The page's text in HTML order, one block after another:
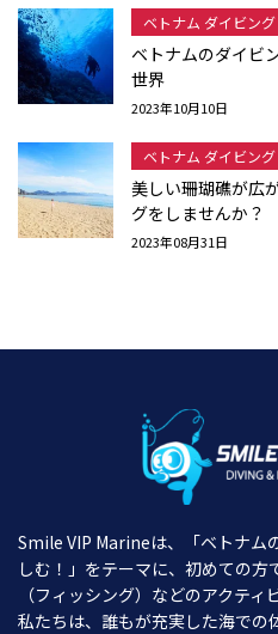
ベトナム ダイビング
ベトナムのダイビ
世界
2023年10月10日
ベトナム ダイビング
美しい珊瑚礁が広
グをしませんか？
2023年08月31日
Smile VIP Marineは、「ベトナム
しむ！」をテーマに、初めての方
（フィッシング）などのアクティ
私たちは、誰もが充実した海での